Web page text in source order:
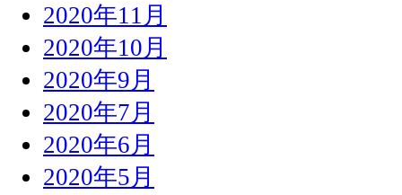
2020年11月
2020年10月
2020年9月
2020年7月
2020年6月
2020年5月